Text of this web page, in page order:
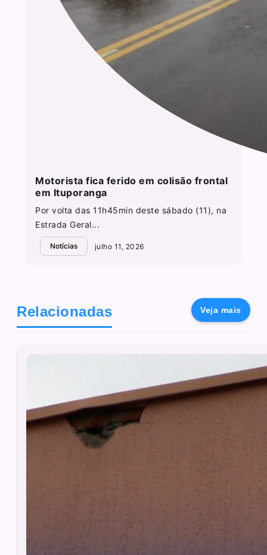
Motorista fica ferido em colisão frontal
em Ituporanga
Por volta das 11h45min deste sábado (11), na
Estrada Geral...
Notícias julho 11, 2026
Relacionadas Veja mais